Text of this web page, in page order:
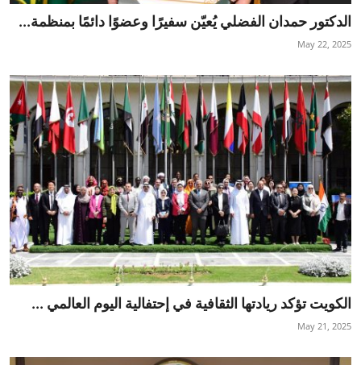
الدكتور حمدان الفضلي يُعيّن سفيرًا وعضوًا دائمًا بمنظمة...
May 22, 2025
الكويت تؤكد ريادتها الثقافية في إحتفالية اليوم العالمي ...
May 21, 2025